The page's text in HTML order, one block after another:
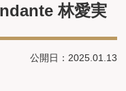
林愛実
公開日：2025.01.13